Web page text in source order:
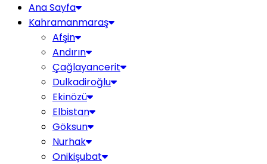
Ana Sayfa
Kahramanmaraş
Afşin
Andırın
Çağlayancerit
Dulkadiroğlu
Ekinözü
Elbistan
Göksun
Nurhak
Onikişubat